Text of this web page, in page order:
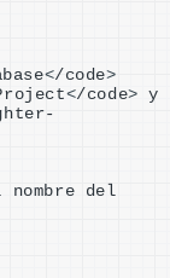
</code>
</code> y